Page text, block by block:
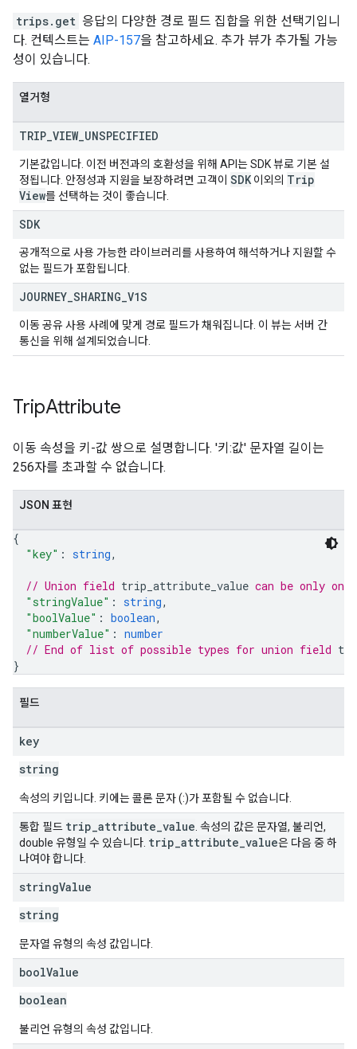
trips.get 응답의 다양한 경로 필드 집합을 위한 선택기입니
다. 컨텍스트는 AIP-157을 참고하세요. 추가 뷰가 추가될 가능
성이 있습니다.
열거형
TRIP VIEW_ UNSPECIFIED
기본값입니다. 이전 버전과의 호환성을 위해 API는 SDK 뷰로 기본 설
정됩니다. 안정성과 지원을 보장하려면 고객이 SDK 이외의 Trip
View를 선택하는 것이 좋습니다.
SDK
공개적으로 사용 가능한 라이브러리를 사용하여 해석하거나 지원할 수
없는 필드가 포함됩니다.
JOURNEY SHARING V1S
이동 공유 사용 사례에 맞게 경로 필드가 채워집니다. 이 뷰는 서버 간
통신을 위해 설계되었습니다.
TripAttribute
이동 속성을 키-값 쌍으로 설명합니다. '키:값' 문자열 길이는
256자를 초과할 수 없습니다.
JSON 표현
{
"key" : string,
// Union field trip_attribute_value can be only
"stringValue" : string,
"boolValue" : boolean,
"numberValue" : number
// End of list of possible types for union field
}
필드
key
string
속성의 키입니다. 키에는 콜론 문자 (:)가 포함될 수 없습니다.
통합 필드 trip attribute value . 속성의 값은 문자열, 불리언,
double 유형일 수 있습니다. trip attribute value은 다음 중 하
나여야 합니다.
stringValue
string
문자열 유형의 속성 값입니다.
boolValue
boolean
불리언 유형의 속성 값입니다.